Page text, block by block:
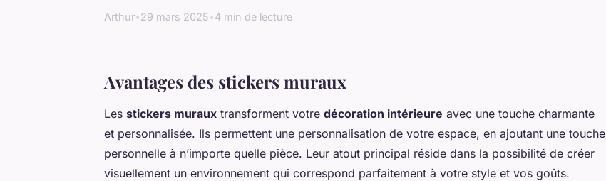
Arthur•29 mars 2025•4 min de lecture
Avantages des stickers muraux
Les stickers muraux transforment votre décoration intérieure avec une touche charmante
et personnalisée. Ils permettent une personnalisation de votre espace, en ajoutant une touche
personnelle à n’importe quelle pièce. Leur atout principal réside dans la possibilité de créer
visuellement un environnement qui correspond parfaitement à votre style et vos goûts.